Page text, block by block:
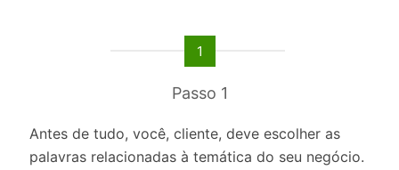
1
Passo 1
Antes de tudo, você, cliente, deve escolher as
palavras relacionadas à temática do seu negócio.